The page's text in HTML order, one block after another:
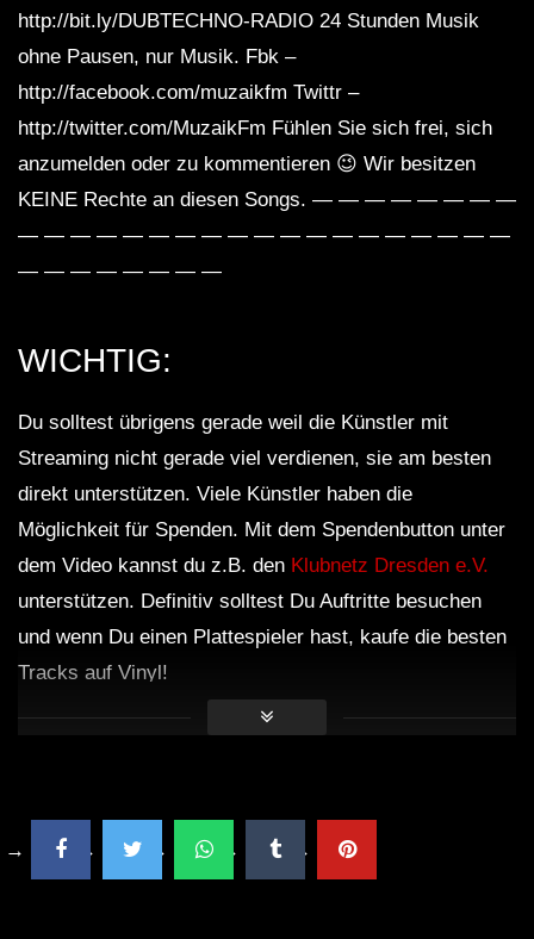
Dub Techno Sessions Episode 062
DUB TECHNO || Selection 010 ||
By Klaüs.
Groove Dub Techno Mix #9 | A Quiet
Andy Green – Dub Techno TV Podcast
Dub Techno Sessions Episode 084
Dub Techno || Selection 076 ||
Dub Techno Music Set In The Mix # 34
http://bit.ly/DUBTECHNO-RADIO 24 Stunden Musik
ohne Pausen, nur Musik. Fbk –
http://facebook.com/muzaikfm Twittr –
http://twitter.com/MuzaikFm Fühlen Sie sich frei, sich
anzumelden oder zu kommentieren 😉 Wir besitzen
KEINE Rechte an diesen Songs. — — — — — — — —
— — — — — — — — — — — — — — — — — — —
— — — — — — — —
WICHTIG:
Du solltest übrigens gerade weil die Künstler mit
Streaming nicht gerade viel verdienen, sie am besten
direkt unterstützen. Viele Künstler haben die
Möglichkeit für Spenden. Mit dem Spendenbutton unter
dem Video kannst du z.B. den Klubnetz Dresden e.V.
unterstützen. Definitiv solltest Du Auftritte besuchen
und wenn Du einen Plattespieler hast, kaufe die besten
Tracks auf Vinyl!